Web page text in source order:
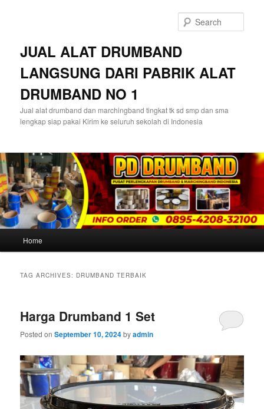
JUAL ALAT DRUMBAND
LANGSUNG DARI PABRIK ALAT
DRUMBAND NO 1
Jual alat drumband dan marchingband tingkat tk sd smp dan sma
lengkap siap pakai Kirim ke seluruh sekolah di Indonesia
Home
TAG ARCHIVES: DRUMBAND TERBAIK
Harga Drumband 1 Set
Posted onSeptember 10, 2024byadmin